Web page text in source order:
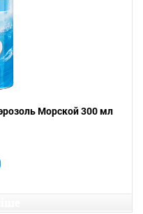
Морской 300 мл